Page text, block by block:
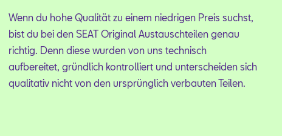
Wenn du hohe Qua­li­tät zu ei­nem nied­ri­gen Preis suchst,
bist du bei den SEAT Ori­gi­nal Aus­tausch­tei­len ge­nau
rich­tig. Denn die­se wur­den von uns tech­nisch
auf­be­rei­tet, gründ­lich kon­trol­liert und un­ter­schei­den sich
qua­li­ta­tiv nicht von den ur­sprüng­lich ver­bau­ten Tei­len.